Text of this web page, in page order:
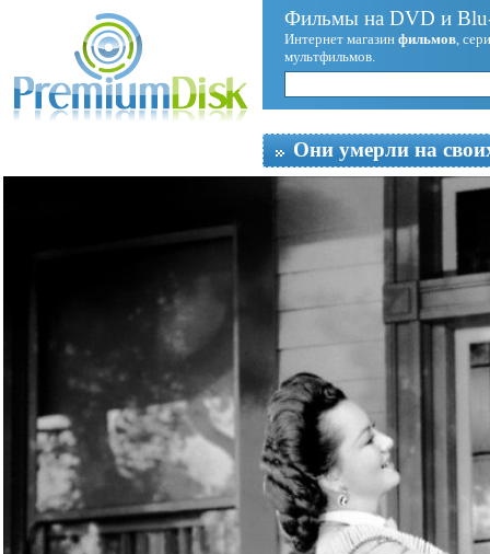
Фильмы на DVD и
Интернет магазин фильмов,
мультфильмов.
Они умерли на